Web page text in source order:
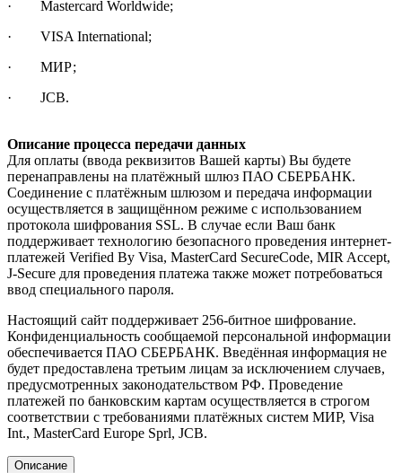
· Mastercard Worldwide;
· VISA International;
· МИР;
· JCB.
Описание процесса передачи данных
Для оплаты (ввода реквизитов Вашей карты) Вы будете
перенаправлены на платёжный шлюз ПАО СБЕРБАНК.
Соединение с платёжным шлюзом и передача информации
осуществляется в защищённом режиме с использованием
протокола шифрования SSL. В случае если Ваш банк
поддерживает технологию безопасного проведения интернет-
платежей Verified By Visa, MasterCard SecureCode, MIR Accept,
J-Secure для проведения платежа также может потребоваться
ввод специального пароля.
Настоящий сайт поддерживает 256-битное шифрование.
Конфиденциальность сообщаемой персональной информации
обеспечивается ПАО СБЕРБАНК. Введённая информация не
будет предоставлена третьим лицам за исключением случаев,
предусмотренных законодательством РФ. Проведение
платежей по банковским картам осуществляется в строгом
соответствии с требованиями платёжных систем МИР, Visa
Int., MasterCard Europe Sprl, JCB.
Описание